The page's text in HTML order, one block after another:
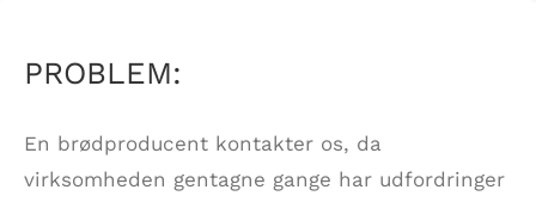
PROBLEM:
En brødproducent kontakter os, da
virksomheden gentagne gange har udfordringer